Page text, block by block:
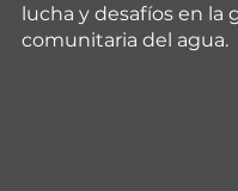
lucha y desafíos en la
comunitaria del agua.